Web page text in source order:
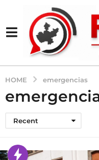
HOME emergencias
Recent